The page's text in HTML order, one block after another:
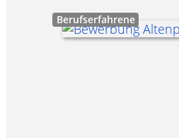
Berufserfahrene